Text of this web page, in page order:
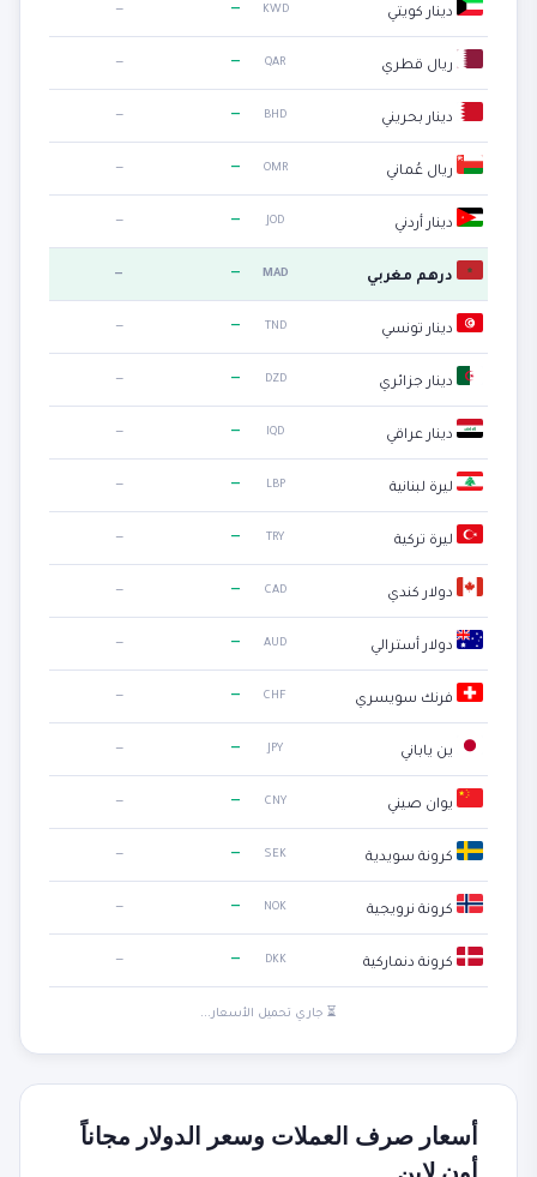
دينار كويتي KWD
—
—
ريال قطري QAR
—
—
دينار بحريني BHD
—
—
ريال عُماني OMR
—
—
دينار أردني JOD
—
—
درهم مغربي MAD
—
—
دينار تونسي TND
—
—
دينار جزائري DZD
—
—
دينار عراقي IQD
—
—
ليرة لبنانية LBP
—
—
ليرة تركية TRY
—
—
دولار كندي CAD
—
—
دولار أسترالي AUD
—
—
فرنك سويسري CHF
—
—
ين ياباني JPY
—
—
يوان صيني CNY
—
—
كرونة سويدية SEK
—
—
كرونة نرويجية NOK
—
—
كرونة دنماركية DKK
—
—
⏳ جاري تحميل الأسعار...
أسعار صرف العملات وسعر الدولار مجاناً